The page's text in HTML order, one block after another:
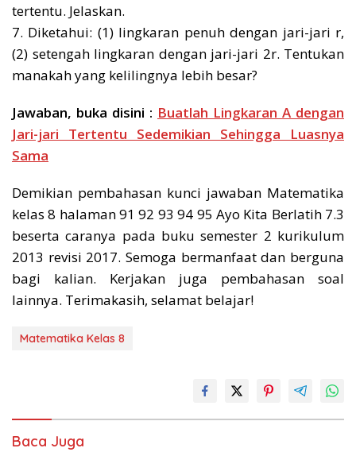
tertentu. Jelaskan.
7. Diketahui: (1) lingkaran penuh dengan jari-jari r,
(2) setengah lingkaran dengan jari-jari 2r. Tentukan
manakah yang kelilingnya lebih besar?
Jawaban, buka disini : Buatlah Lingkaran A dengan
Jari-jari Tertentu Sedemikian Sehingga Luasnya
Sama
Demikian pembahasan kunci jawaban Matematika
kelas 8 halaman 91 92 93 94 95 Ayo Kita Berlatih 7.3
beserta caranya pada buku semester 2 kurikulum
2013 revisi 2017. Semoga bermanfaat dan berguna
bagi kalian. Kerjakan juga pembahasan soal
lainnya. Terimakasih, selamat belajar!
Matematika Kelas 8
Baca Juga